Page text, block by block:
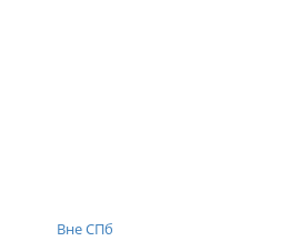
Вне СПб